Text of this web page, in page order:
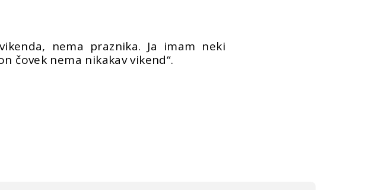
nema praznika. Ja imam neki
čovek nema nikakav vikend“.